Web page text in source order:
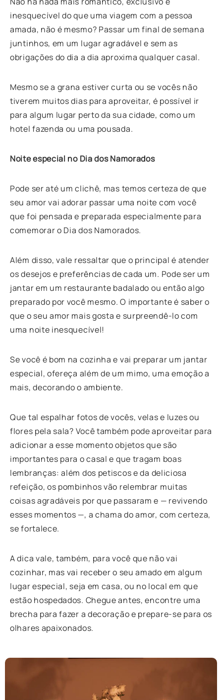
inesquecível do que uma viagem com a pessoa
amada, não é mesmo? Passar um final de semana
juntinhos, em um lugar agradável e sem as
obrigações do dia a dia aproxima qualquer casal.
Mesmo se a grana estiver curta ou se vocês não
tiverem muitos dias para aproveitar, é possível ir
para algum lugar perto da sua cidade, como um
hotel fazenda ou uma pousada.
Noite especial no Dia dos Namorados
Pode ser até um clichê, mas temos certeza de que
seu amor vai adorar passar uma noite com você
que foi pensada e preparada especialmente para
comemorar o Dia dos Namorados.
Além disso, vale ressaltar que o principal é atender
os desejos e preferências de cada um. Pode ser um
jantar em um restaurante badalado ou então algo
preparado por você mesmo. O importante é saber o
que o seu amor mais gosta e surpreendê-lo com
uma noite inesquecível!
Se você é bom na cozinha e vai preparar um jantar
especial, ofereça além de um mimo, uma emoção a
mais, decorando o ambiente.
Que tal espalhar fotos de vocês, velas e luzes ou
flores pela sala? Você também pode aproveitar para
adicionar a esse momento objetos que são
importantes para o casal e que tragam boas
lembranças: além dos petiscos e da deliciosa
refeição, os pombinhos vão relembrar muitas
coisas agradáveis por que passaram e — revivendo
esses momentos —, a chama do amor, com certeza,
se fortalece.
A dica vale, também, para você que não vai
cozinhar, mas vai receber o seu amado em algum
lugar especial, seja em casa, ou no local em que
estão hospedados. Chegue antes, encontre uma
brecha para fazer a decoração e prepare-se para os
olhares apaixonados.